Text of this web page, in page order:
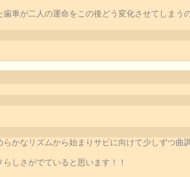
車が二人の運命をこの後どう変化させてしまう
かなリズムから始まりサビに向けて少しずつ曲
しさがでていると思います！！